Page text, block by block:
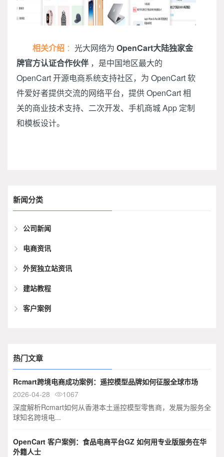
相关介绍 ： 光大网络为 OpenCart大陆独家金
牌官方认证合作伙伴 ，是中国地区最大的
OpenCart 开源电商系统支持社区，为 OpenCart 软
件爱好者提供交流的网络平台，提供 OpenCart 相
关的商业技术支持、二次开发、手机商城 App 定制
和模板设计。
新闻分类
公司新闻
电商资讯
外贸独立站资讯
建站教程
客户案例
热门文章
Rcmart跨境电商成功案例：遥控模型品牌如何征服全球市场
2026-04-28
1067
深度解析Rcmart如何从香港本土遥控模型零售商，发展为服务全
球知名跨境电...
OpenCart 客户案例：食品电商平台GZ 如何用专业版服务在华
外籍人士